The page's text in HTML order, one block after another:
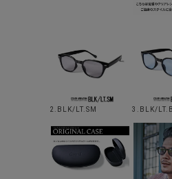
2.BLK/LT.SM 3.BLK/